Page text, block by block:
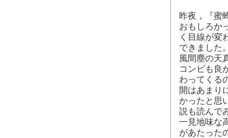
昨夜，『蜜
おもしろか
く目線が変
できました
風間塵の天
コンビも良
わってくる
開はあまり
かったと思
説も読んで
一見地味な
があたった